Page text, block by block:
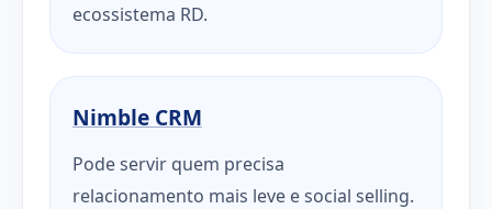
ecossistema RD.
Nimble CRM
Pode servir quem precisa
relacionamento mais leve e social selling.